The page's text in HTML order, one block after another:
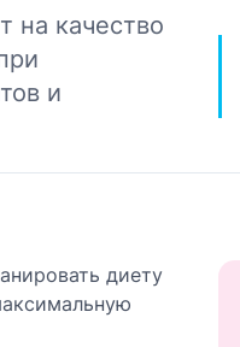
качество
и
диету